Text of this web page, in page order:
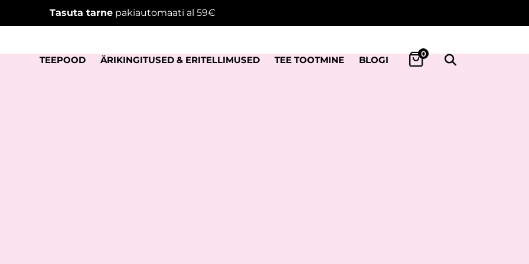
Tasuta tarnepakiautomaati al 59€
TEEPOOD ÄRIKINGITUSED & ERITELLIMUSED TEE TOOTMINE BLOGI
0